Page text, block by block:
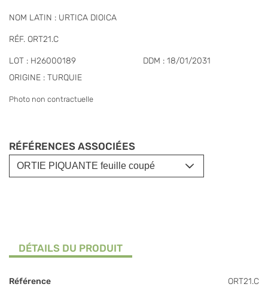
NOM LATIN : URTICA DIOICA
RÉF. ORT21.C
LOT : H26000189
DDM : 18/01/2031
ORIGINE : TURQUIE
Photo non contractuelle
RÉFÉRENCES ASSOCIÉES
DÉTAILS DU PRODUIT
Référence ORT21.C